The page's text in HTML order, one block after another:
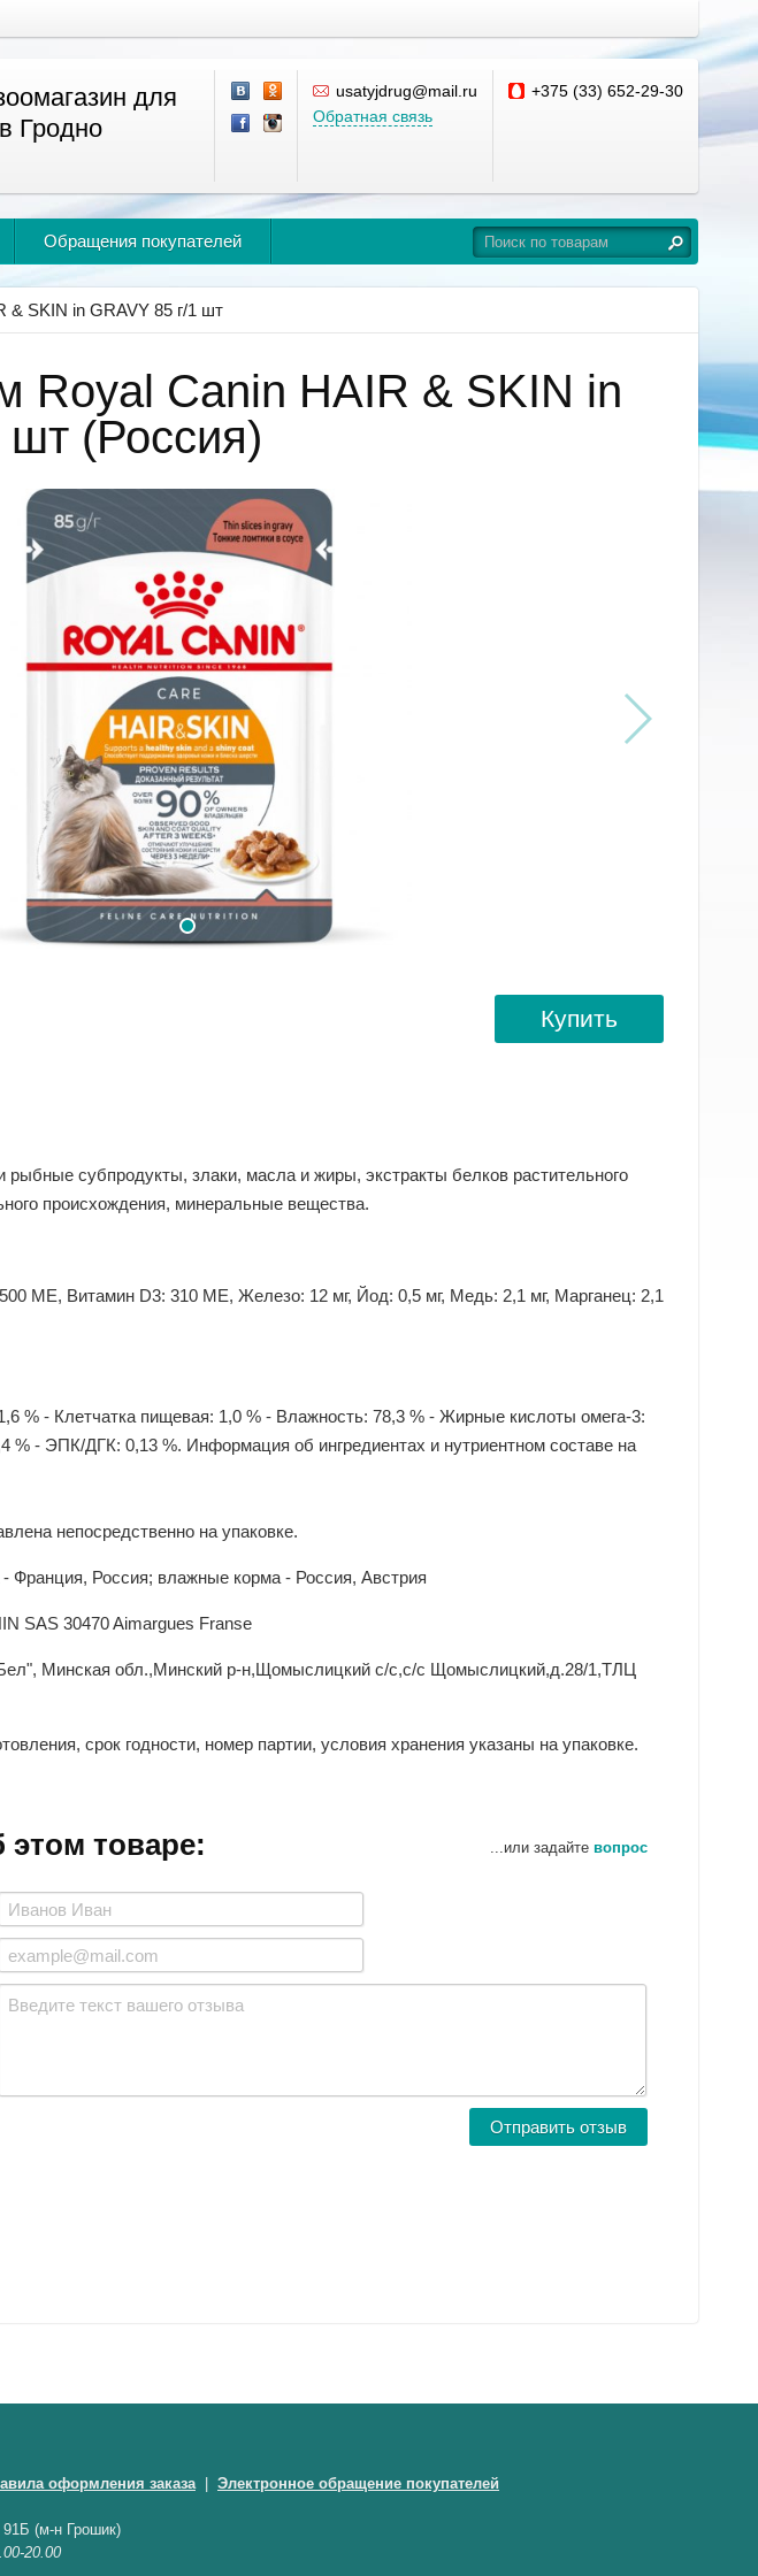
для
Гродно
usatyjdrug@mail.ru
Обратная связь
+375 (33) 652-29-30
Обращения покупателей
& SKIN in GRAVY 85 г/1 шт
Royal Canin HAIR & SKIN in
шт (Россия)
Купить
субпродукты, злаки, масла и жиры, экстракты белков растительного
происхождения, минеральные вещества.
ME, Витамин D3: 310 ME, Железо: 12 мг, Йод: 0,5 мг, Медь: 2,1 мг, Марганец: 2,1
% - Клетчатка пищевая: 1,0 % - Влажность: 78,3 % - Жирные кислоты oмега-3:
% - ЭПК/ДГК: 0,13 %. Информация об ингредиентах и нутриентном составе на
непосредственно на упаковке.
Франция, Россия; влажные корма - Россия, Австрия
SAS 30470 Aimargues Franse
Минская обл.,Минский р-н,Щомыслицкий с/с,с/с Щомыслицкий,д.28/1,ТЛЦ
срок годности, номер партии, условия хранения указаны на упаковке.
этом товаре: ...или задайте вопрос
оформления заказа| Электронное обращение покупателей
91Б (м-н Грошик)
20.00